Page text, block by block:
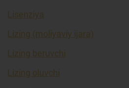
Lisenziya
Lizing (moliyaviy ijara)
Lizing beruvchi
Lizing oluvchi